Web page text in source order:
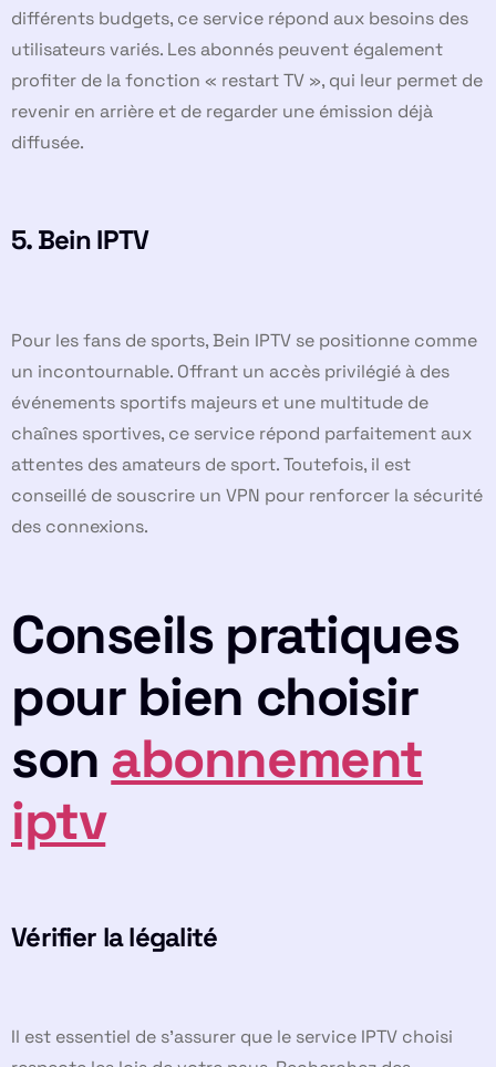
différents budgets, ce service répond aux besoins des
utilisateurs variés. Les abonnés peuvent également
profiter de la fonction « restart TV », qui leur permet de
revenir en arrière et de regarder une émission déjà
diffusée.
5.Bein IPTV
Pour les fans de sports, Bein IPTV se positionne comme
un incontournable. Offrant un accès privilégié à des
événements sportifs majeurs et une multitude de
chaînes sportives, ce service répond parfaitement aux
attentes des amateurs de sport. Toutefois, il est
conseillé de souscrire un VPN pour renforcer la sécurité
des connexions.
Conseils pratiques
pour bien choisir
son abonnement
iptv
Vérifier la légalité
Il est essentiel de s’assurer que le service IPTV choisi